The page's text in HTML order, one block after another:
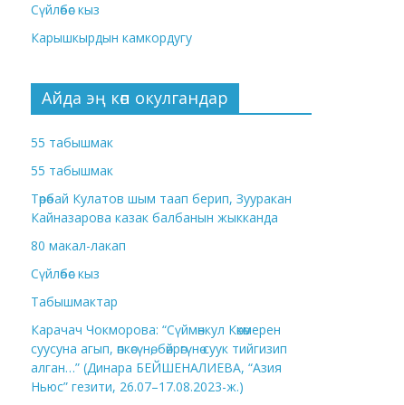
Сүйлөбөс кыз
Карышкырдын камкордугу
Айда эң көп окулгандар
55 табышмак
55 табышмак
Төрөбай Кулатов шым таап берип, Зууракан
Кайназарова казак балбанын жыкканда
80 макал-лакап
Сүйлөбөс кыз
Табышмактар
Карачач Чокморова: “Сүймөнкул Көкөмерен
суусуна агып, өпкөсүнө, бөйрөгүнө суук тийгизип
алган…” (Динара БЕЙШЕНАЛИЕВА, “Азия
Ньюс” гезити, 26.07–17.08.2023-ж.)